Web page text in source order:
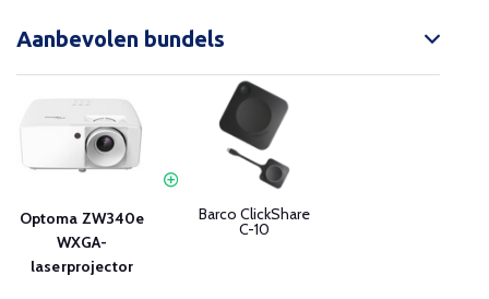
Aanbevolen bundels
Optoma ZW340e
WXGA-
laserprojector
Barco ClickShare
C-10